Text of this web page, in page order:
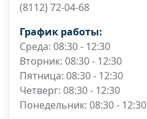
(8112) 72-04-68
График работы:
Среда: 08:30 - 12:30
Вторник: 08:30 - 12:30
Пятница: 08:30 - 12:30
Четверг: 08:30 - 12:30
Понедельник: 08:30 - 12:30